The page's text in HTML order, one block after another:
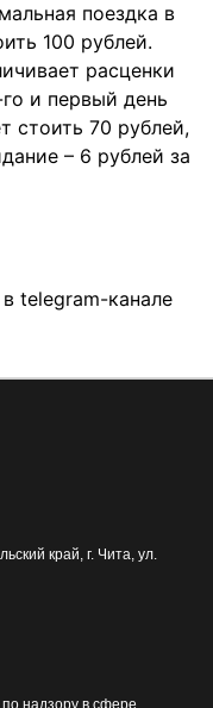
поездка в
100 рублей.
расценки
и первый день
стоить 70 рублей,
– 6 рублей за
telegram-канале
край, г. Чита, ул.
надзору в сфере